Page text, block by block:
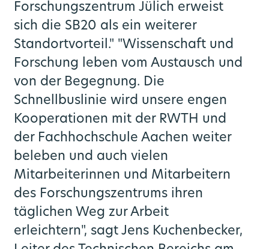
Forschungszentrum Jülich erweist
sich die SB20 als ein weiterer
Standortvorteil." "Wissenschaft und
Forschung leben vom Austausch und
von der Begegnung. Die
Schnellbuslinie wird unsere engen
Kooperationen mit der RWTH und
der Fachhochschule Aachen weiter
beleben und auch vielen
Mitarbeiterinnen und Mitarbeitern
des Forschungszentrums ihren
täglichen Weg zur Arbeit
erleichtern", sagt Jens Kuchenbecker,